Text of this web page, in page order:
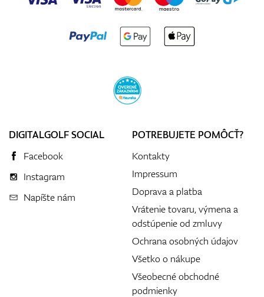
DIGITALGOLF SOCIAL
Facebook
Instagram
Napíšte nám
POTREBUJETE POMÔCŤ?
Kontakty
Impressum
Doprava a platba
Vrátenie tovaru, výmena a
odstúpenie od zmluvy
Ochrana osobných údajov
Všetko o nákupe
Všeobecné obchodné
podmienky